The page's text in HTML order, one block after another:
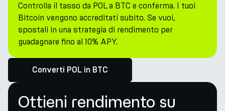
Controlla il tasso da POL a BTC e conferma. I tuoi
Bitcoin vengono accreditati subito. Se vuoi,
spostali in una strategia di rendimento per
guadagnare fino al 10% APY.
Converti POL in BTC
Ottieni rendimento su